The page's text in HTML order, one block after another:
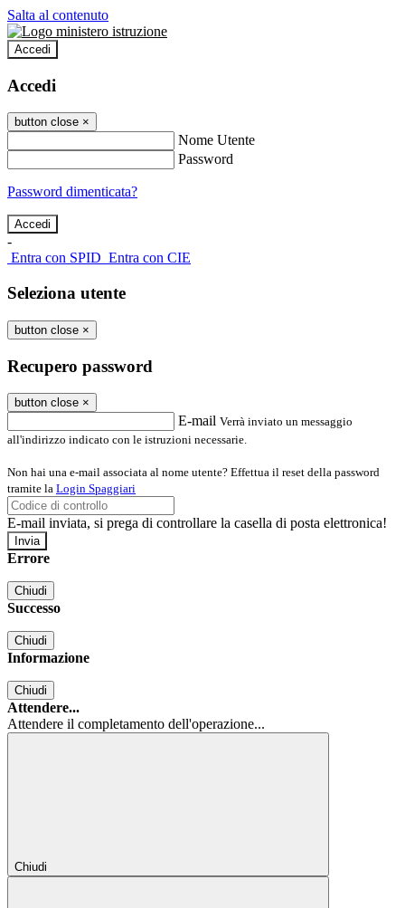
Salta al contenuto
Accedi
Accedi
button close ×
Nome Utente
Password
Password dimenticata?
-
Entra con SPID Entra con CIE
Seleziona utente
button close ×
Recupero password
button close ×
E-mail Verrà inviato un messaggio
all'indirizzo indicato con le istruzioni necessarie.
Non hai una e-mail associata al nome utente? Effettua il reset della password
tramite la Login Spaggiari
E-mail inviata, si prega di controllare la casella di posta elettronica!
Errore
Chiudi
Successo
Chiudi
Informazione
Chiudi
Attendere...
Attendere il completamento dell'operazione...
Chiudi